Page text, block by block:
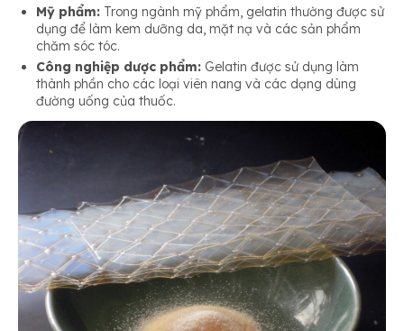
Mỹ phẩm: Trong ngành mỹ phẩm, gelatin thường được sử
dụng để làm kem dưỡng da, mặt nạ và các sản phẩm
chăm sóc tóc.
Công nghiệp dược phẩm: Gelatin được sử dụng làm
thành phần cho các loại viên nang và các dạng dùng
đường uống của thuốc.